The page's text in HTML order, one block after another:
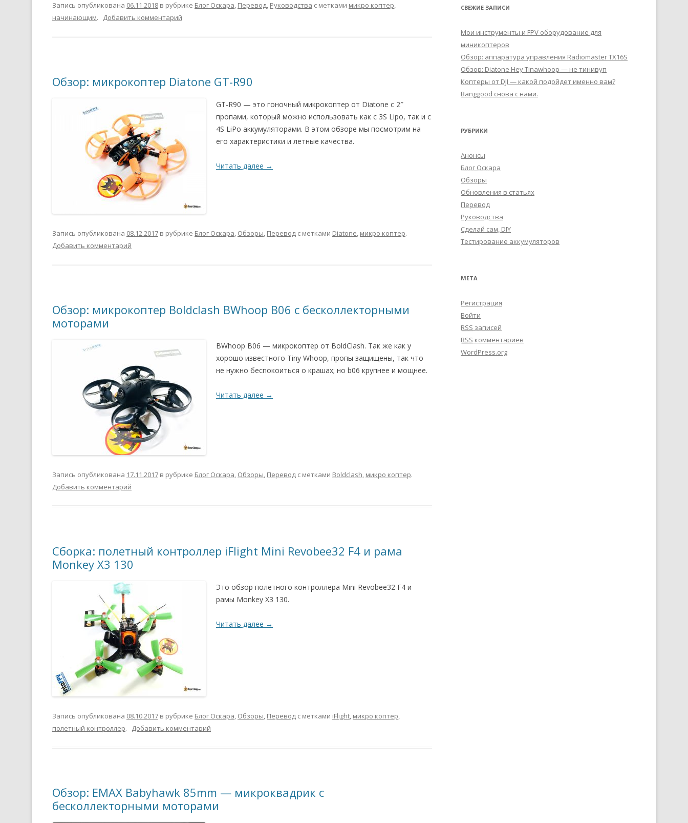
Запись опубликована 06.11.2018 в рубрике Блог Оскара, Перевод, Руководства с метками микро коптер,
начинающим. Добавить комментарий
Обзор: микрокоптер Diatone GT-R90
GT-R90 — это гоночный микрокоптер от Diatone с 2″
пропами, который можно использовать как с 3S Lipo, так и c
4S LiPo аккумуляторами. В этом обзоре мы посмотрим на
его характеристики и летные качества.
Читать далее →
Запись опубликована 08.12.2017 в рубрике Блог Оскара, Обзоры, Перевод с метками Diatone, микро коптер.
Добавить комментарий
Обзор: микрокоптер Boldclash BWhoop B06 с бесколлекторными
моторами
BWhoop B06 — микрокоптер от BoldClash. Так же как у
хорошо известного Tiny Whoop, пропы защищены, так что
не нужно беспокоиться о крашах; но b06 крупнее и мощнее.
Читать далее →
Запись опубликована 17.11.2017 в рубрике Блог Оскара, Обзоры, Перевод с метками Boldclash, микро коптер.
Добавить комментарий
Сборка: полетный контроллер iFlight Mini Revobee32 F4 и рама
Monkey X3 130
Это обзор полетного контроллера Mini Revobee32 F4 и
рамы Monkey X3 130.
Читать далее →
Запись опубликована 08.10.2017 в рубрике Блог Оскара, Обзоры, Перевод с метками iFlight, микро коптер,
полетный контроллер. Добавить комментарий
Обзор: EMAX Babyhawk 85mm — микроквадрик с
бесколлекторными моторами
СВЕЖИЕ ЗАПИСИ
Мои инструменты и FPV оборудование для
миникоптеров
Обзор: аппаратура управления Radiomaster TX16S
Обзор: Diatone Hey Tinawhoop — не тинивуп
Коптеры от DJI — какой подойдет именно вам?
Banggood снова с нами.
РУБРИКИ
Анонсы
Блог Оскара
Обзоры
Обновления в статьях
Перевод
Руководства
Сделай сам, DIY
Тестирование аккумуляторов
МЕТА
Регистрация
Войти
RSS записей
RSS комментариев
WordPress.org